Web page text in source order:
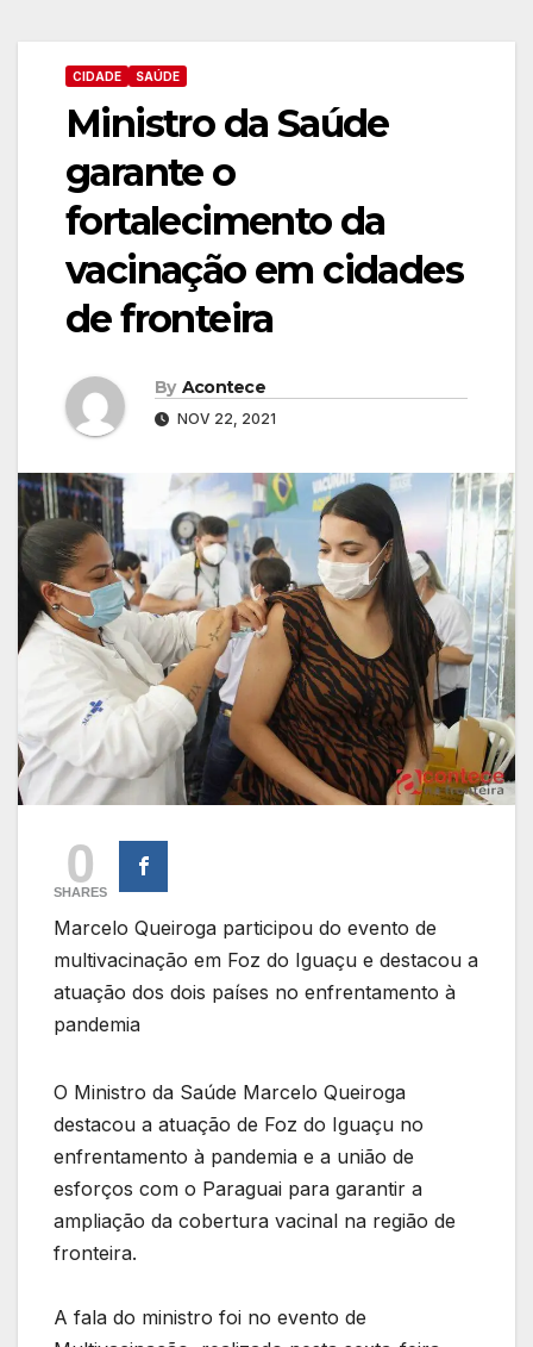
CIDADE SAÚDE
Ministro da Saúde
garante o
fortalecimento da
vacinação em cidades
de fronteira
By Acontece
NOV 22, 2021
0
SHARES
Marcelo Queiroga participou do evento de
multivacinação em Foz do Iguaçu e destacou a
atuação dos dois países no enfrentamento à
pandemia
O Ministro da Saúde Marcelo Queiroga
destacou a atuação de Foz do Iguaçu no
enfrentamento à pandemia e a união de
esforços com o Paraguai para garantir a
ampliação da cobertura vacinal na região de
fronteira.
A fala do ministro foi no evento de